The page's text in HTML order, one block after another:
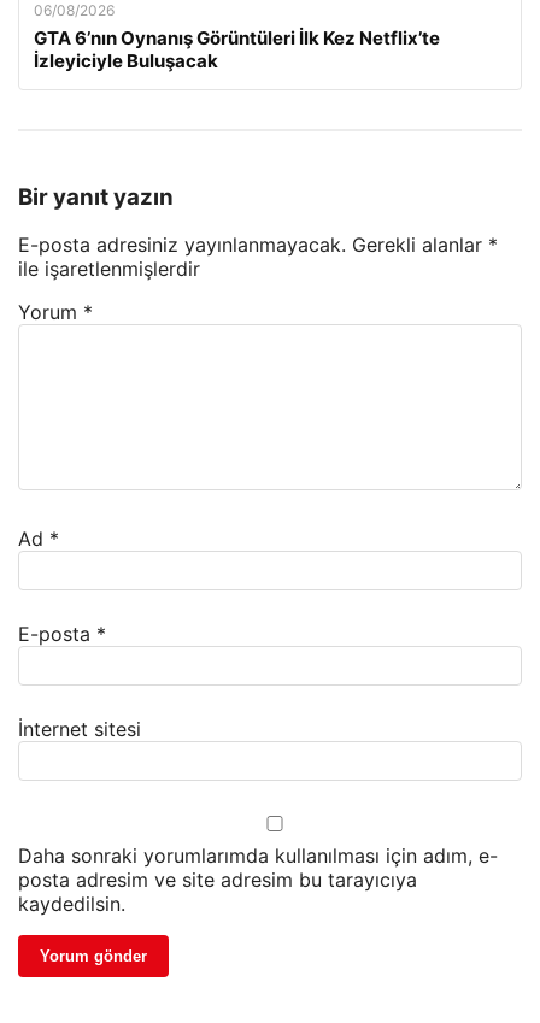
06/08/2026
GTA 6’nın Oynanış Görüntüleri İlk Kez Netflix’te
İzleyiciyle Buluşacak
Bir yanıt yazın
E-posta adresiniz yayınlanmayacak. Gerekli alanlar *
ile işaretlenmişlerdir
Yorum *
Ad *
E-posta *
İnternet sitesi
Daha sonraki yorumlarımda kullanılması için adım, e-
posta adresim ve site adresim bu tarayıcıya
kaydedilsin.